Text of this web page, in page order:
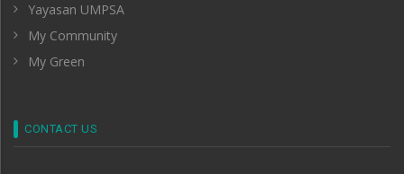
Yayasan UMPSA
My Community
My Green
CONTACT US